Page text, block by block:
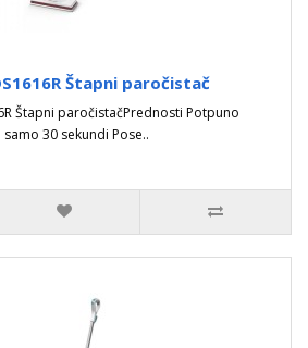
Štapni paročistač
Štapni paročistačPrednosti Potpuno
30 sekundi Pose..